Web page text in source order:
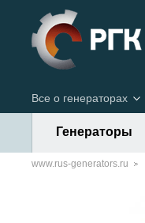
Все о генераторах
Генераторы
www.rus-generators.ru